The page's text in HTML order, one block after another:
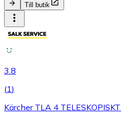
Till butik
3.8
(1)
Kärcher TLA 4